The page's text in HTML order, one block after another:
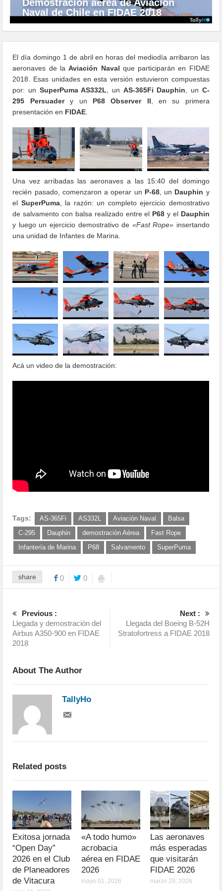
Demostración aérea de Aviación
Naval de Chile en FIDAE 2018
El día domingo 1 de abril en horas del mediodía arribaron las
aeronaves de laAviación Naval que participarán en FIDAE
2018. Esas unidades en esta versión estuvieron compuestas
por: un SuperPuma AS332L , un AS-365Fi Dauphin , un C-
295 Persuadery un P68 Observer II , en su primera
presentación en FIDAE
Una vez arribadas las aeronaves a las 15:40 del domingo
recién pasado, comenzaron a operar un P-68, un Dauphin y
el SuperPuma, la razón: un completo ejercicio demostrativo
de salvamento con balsa realizado entre el P68 y el Dauphin
y luego un ejercicio demostrativo de «Fast Rope» insertando
una unidad de Infantes de Marina.
Acá un video de la demostración:
Tags: AS-365Fi AS332L Aviación Naval
Balsa
C-295
Dauphin demostración Aérea
Fast Rope
Infantería de Marina
P68 Salvamento SuperPuma
share 0 0
Previous :
Llegada y demostración del
Airbus A350-900 en FIDAE
2018
Next :
Llegada del Boeing B-52H
Stratofortress a FIDAE 2018
About The Author
TallyHo
Related posts
Exitosa jornada
“Open Day”
2026 en el Club
de Planeadores
de Vitacura
«A todo humo»
acrobacia
aérea en FIDAE
2026
mayo 01, 2026
Las aeronaves
más esperadas
que visitarán
FIDAE 2026
marzo 29, 2026